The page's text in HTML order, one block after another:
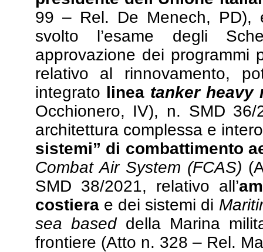
99 – Rel. De Menech, PD),
svolto l’esame degli
approvazione dei programmi
relativo al rinnovamento,
integrato linea tanker heavy
Occhionero, IV), n. SMD
architettura complessa e
sistemi” di combattimento
Combat Air System (FCAS)
SMD 38/2021, relativo all’
costierae dei sistemi di
sea baseddella Marina
frontiere (Atto n. 328 – Rel.